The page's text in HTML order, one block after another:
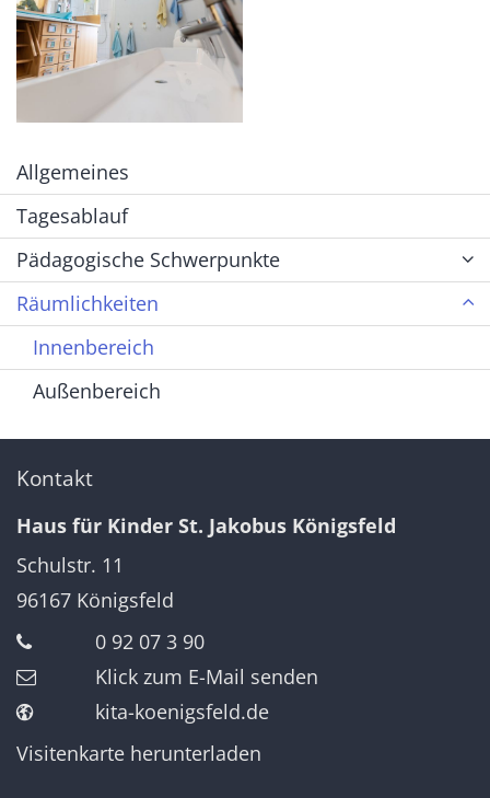
Allgemeines
Tagesablauf
Pädagogische Schwerpunkte
Räumlichkeiten
Innenbereich
Außenbereich
Kontakt
Haus für Kinder St. Jakobus Königsfeld
Schulstr. 11
96167 Königsfeld
0 92 07 3 90
Klick zum E-Mail senden
kita-koenigsfeld.de
Visitenkarte herunterladen